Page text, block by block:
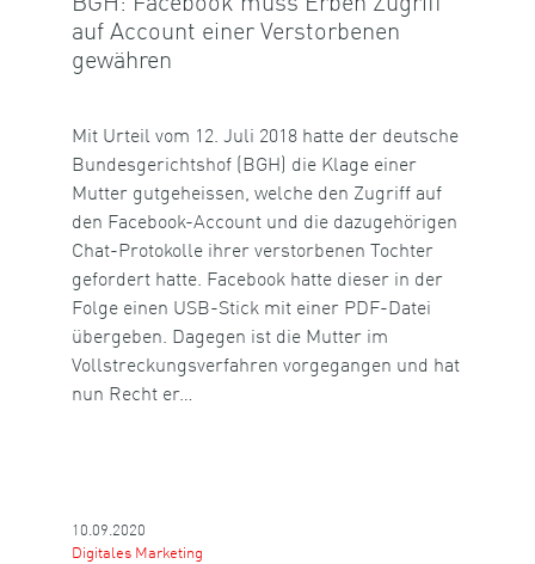
auf Account einer Verstorbenen
gewähren
Mit Urteil vom 12. Juli 2018 hatte der deutsche
Bundesgerichtshof (BGH) die Klage einer
Mutter gutgeheissen, welche den Zugriff auf
den Facebook-Account und die dazugehörigen
Chat-Protokolle ihrer verstorbenen Tochter
gefordert hatte. Facebook hatte dieser in der
Folge einen USB-Stick mit einer PDF-Datei
übergeben. Dagegen ist die Mutter im
Vollstreckungsverfahren vorgegangen und hat
nun Recht er…
10.09.2020
Digitales Marketing